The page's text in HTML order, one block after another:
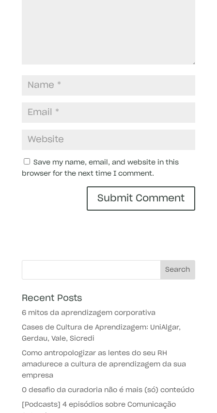
Save my name, email, and website in this
browser for the next time I comment.
Recent Posts
6 mitos da aprendizagem corporativa
Cases de Cultura de Aprendizagem: UniAlgar,
Gerdau, Vale, Sicredi
Como antropologizar as lentes do seu RH
amadurece a cultura de aprendizagem da sua
empresa
O desafio da curadoria não é mais (só) conteúdo
[Podcasts] 4 episódios sobre Comunicação